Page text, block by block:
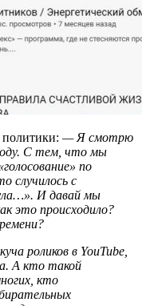
политики: — Я смотрю
С тем, что мы
по
случилось с
И давай мы
это происходило?
роликов в YouTube,
А кто такой
кто